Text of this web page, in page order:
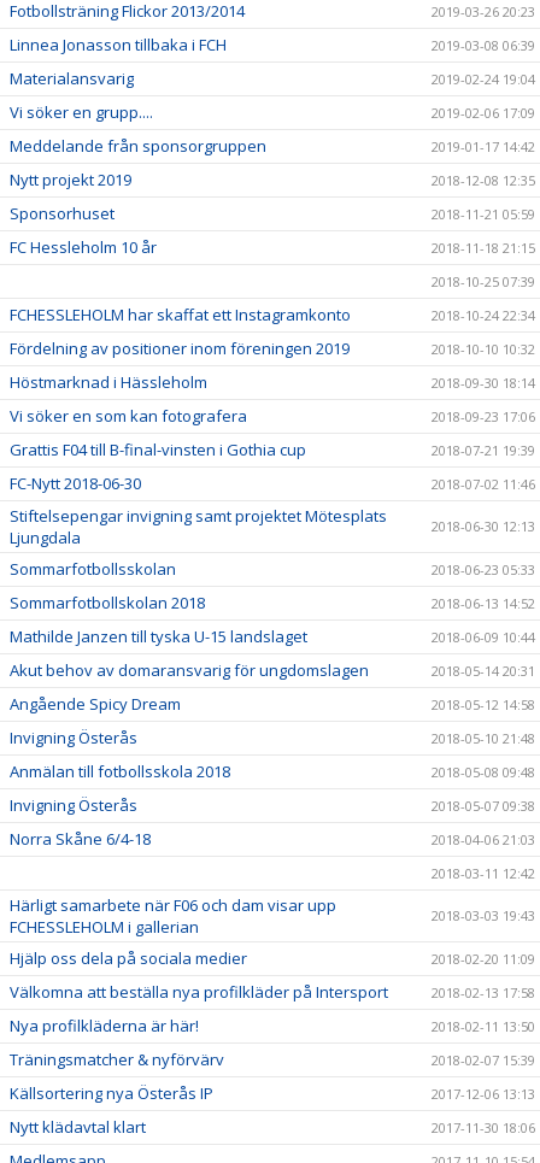
Fotbollsträning Flickor 2013/2014 2019-03-26 20:23
Linnea Jonasson tillbaka i FCH 2019-03-08 06:39
Materialansvarig 2019-02-24 19:04
Vi söker en grupp.... 2019-02-06 17:09
Meddelande från sponsorgruppen 2019-01-17 14:42
Nytt projekt 2019 2018-12-08 12:35
Sponsorhuset 2018-11-21 05:59
FC Hessleholm 10 år
2018-11-18 21:15
2018-10-25 07:39
FCHESSLEHOLM har skaffat ett Instagramkonto 2018-10-24 22:34
Fördelning av positioner inom föreningen 2019 2018-10-10 10:32
Höstmarknad i Hässleholm 2018-09-30 18:14
Vi söker en som kan fotografera 2018-09-23 17:06
Grattis F04 till B-final-vinsten i Gothia cup 2018-07-21 19:39
FC-Nytt 2018-06-30 2018-07-02 11:46
Stiftelsepengar invigning samt projektet Mötesplats
Ljungdala
2018-06-30 12:13
Sommarfotbollsskolan 2018-06-23 05:33
Sommarfotbollskolan 2018 2018-06-13 14:52
Mathilde Janzen till tyska U-15 landslaget 2018-06-09 10:44
Akut behov av domaransvarig för ungdomslagen 2018-05-14 20:31
Angående Spicy Dream 2018-05-12 14:58
Invigning Österås 2018-05-10 21:48
Anmälan till fotbollsskola 2018 2018-05-08 09:48
Invigning Österås 2018-05-07 09:38
Norra Skåne 6/4-18
2018-04-06 21:03
2018-03-11 12:42
Härligt samarbete när F06 och dam visar upp
FCHESSLEHOLM i gallerian
2018-03-03 19:43
Hjälp oss dela på sociala medier 2018-02-20 11:09
Välkomna att beställa nya profilkläder på Intersport 2018-02-13 17:58
Nya profilkläderna är här! 2018-02-11 13:50
Träningsmatcher & nyförvärv 2018-02-07 15:39
Källsortering nya Österås IP 2017-12-06 13:13
Nytt klädavtal klart 2017-11-30 18:06